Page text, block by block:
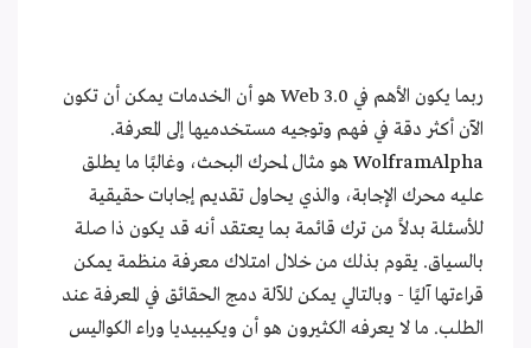
ربما يكون الأهم في Web 3.0 هو أن الخدمات يمكن أن تكون
الآن أكثر دقة في فهم وتوجيه مستخدميها إلى المعرفة.
WolframAlpha هو مثال لمحرك البحث، وغالبًا ما يطلق
عليه محرك الإجابة، والذي يحاول تقديم إجابات حقيقية
للأسئلة بدلاً من ترك قائمة بما يعتقد أنه قد يكون ذا صلة
بالسياق. يقوم بذلك من خلال امتلاك معرفة منظمة يمكن
قراءتها آليًا - وبالتالي يمكن للآلة دمج الحقائق في المعرفة عند
الطلب. ما لا يعرفه الكثيرون هو أن ويكيبيديا وراء الكواليس